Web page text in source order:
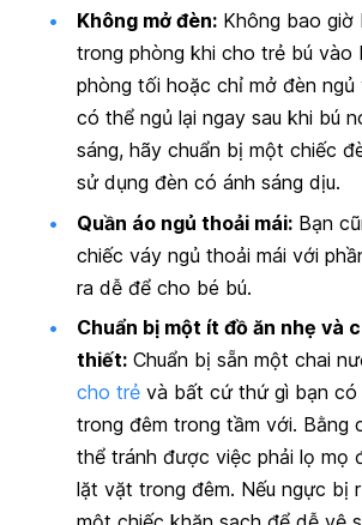
Không mở đèn: Không bao giờ
trong phòng khi cho trẻ bú vào
phòng tối hoặc chỉ mở đèn
có thể ngủ lại ngay sau khi bú
sáng, hãy chuẩn bị một chiếc
sử dụng đèn có ánh sáng dịu.
Quần áo ngủ thoải mái: Bạn
chiếc váy ngủ thoải mái với
ra dễ để cho bé bú.
Chuẩn bị một ít đồ ăn nhẹ và
thiết: Chuẩn bị sẵn một chai
cho trẻ và bất cứ thứ gì bạn có
trong đêm trong tầm với. Bằng
thể tránh được việc phải lọ mọ
lặt vặt trong đêm. Nếu ngực bị